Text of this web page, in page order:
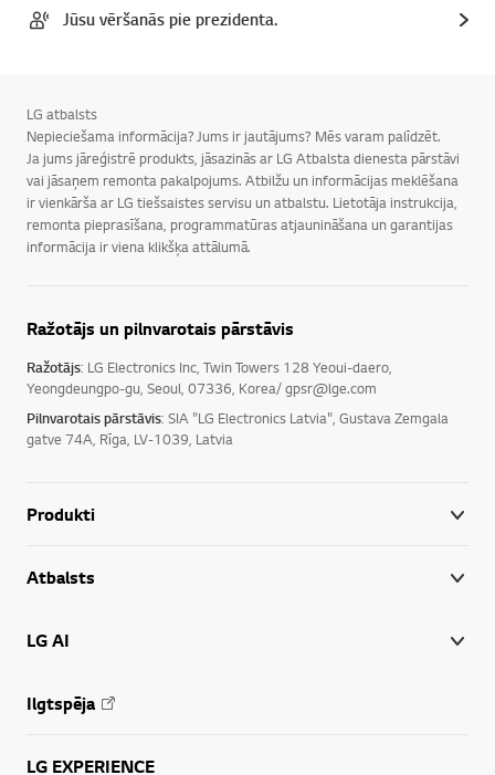
Jūsu vēršanās pie prezidenta.
LG atbalsts
Nepieciešama informācija? Jums ir jautājums? Mēs varam palīdzēt.
Ja jums jāreģistrē produkts, jāsazinās ar LG Atbalsta dienesta pārstāvi
vai jāsaņem remonta pakalpojums. Atbilžu un informācijas meklēšana
ir vienkārša ar LG tiešsaistes servisu un atbalstu. Lietotāja instrukcija,
remonta pieprasīšana, programmatūras atjaunināšana un garantijas
informācija ir viena klikšķa attālumā.
Ražotājs un pilnvarotais pārstāvis
Ražotājs: LG Electronics Inc, Twin Towers 128 Yeoui-daero,
Yeongdeungpo-gu, Seoul, 07336, Korea/ gpsr@lge.com
Pilnvarotais pārstāvis: SIA "LG Electronics Latvia", Gustava Zemgala
gatve 74A, Rīga, LV-1039, Latvia
Produkti
Atbalsts
LG AI
Ilgtspēja
LG EXPERIENCE